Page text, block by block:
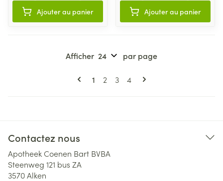
Ajouter au panier Ajouter au panier
Pages
Vous lisez actuellement la page
1 Page
2 Page
3 Page
4
Afficher par page
Contactez nous
Apotheek Coenen Bart BVBA
Steenweg 121 bus ZA
3570Alken